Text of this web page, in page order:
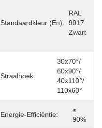
Standaardkleur (en):
RAL
9017
Zwart
Straalhoek:
30x70°/
60x90°/
40x110°/
110x60°
Energie-Efficiëntie:
≥
90%